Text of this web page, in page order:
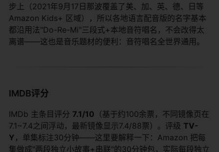
步上（2021年9月17日那波覆盖了美、加、英、德、日等
Amazon Kids+ 区域），所以各地语言配音版的名字基本
都沿用法"Do-Re-Mi"三段式+本地音符唱名，不会改得太
离谱——这也是音乐题材的便利：音符唱名全世界通用。
IMDB评分
IMDb 主条目评分 7.1/10 （基于约100余票，不同镜像页在
7.1~7.4之间浮动，最新镜像显示7.4/88票）。评级 TV-
Y ，单集标注30分钟——这里要解释一下：Amazon 把每
集做成"两段独立小故事+串联"的30分钟包，实际每段独立